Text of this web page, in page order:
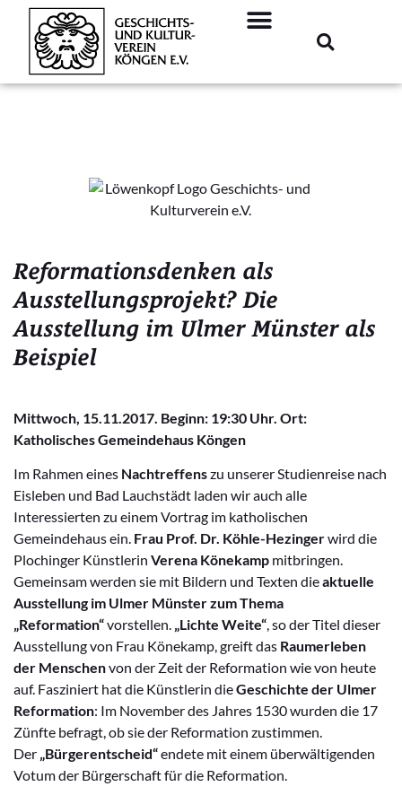
Reformationsdenken als
Ausstellungsprojekt? Die
Ausstellung im Ulmer Münster als
Beispiel
Mittwoch, 15.11.2017. Beginn: 19:30 Uhr. Ort:
Katholisches Gemeindehaus Köngen
Im Rahmen eines Nachtreffenszu unserer Studienreise nach
Eisleben und Bad Lauchstädt laden wir auch alle
Interessierten zu einem Vortrag im katholischen
Gemeindehaus ein. Frau Prof. Dr. Köhle-Hezingerwird die
Plochinger Künstlerin Verena Könekamp mitbringen.
Gemeinsam werden sie mit Bildern und Texten dieaktuelle
Ausstellung im Ulmer Münsterzum Thema
„Reformation“vorstellen. „Lichte Weite“, so der Titel dieser
Ausstellung von Frau Könekamp, greift das Raumerleben
der Menschenvon der Zeit der Reformation wie von heute
auf. Fasziniert hat die Künstlerin dieGeschichte der Ulmer
Reformation: Im November des Jahres 1530 wurden die 17
Zünfte befragt, ob sie der Reformation zustimmen.
Der „Bürgerentscheid“endete mit einem überwältigenden
Votum der Bürgerschaft für die Reformation.